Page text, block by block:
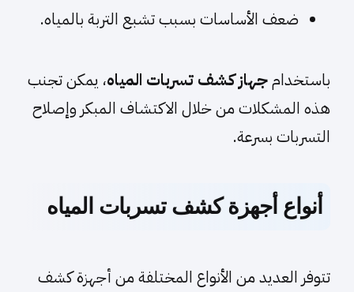
ضعف الأساسات بسبب تشبع التربة بالمياه.
باستخدامجهاز كشف تسربات المياه، يمكن تجنب
هذه المشكلات من خلال الاكتشاف المبكر وإصلاح
التسربات بسرعة.
أنواع أجهزة كشف تسربات المياه
تتوفر العديد من الأنواع المختلفة من أجهزة كشف